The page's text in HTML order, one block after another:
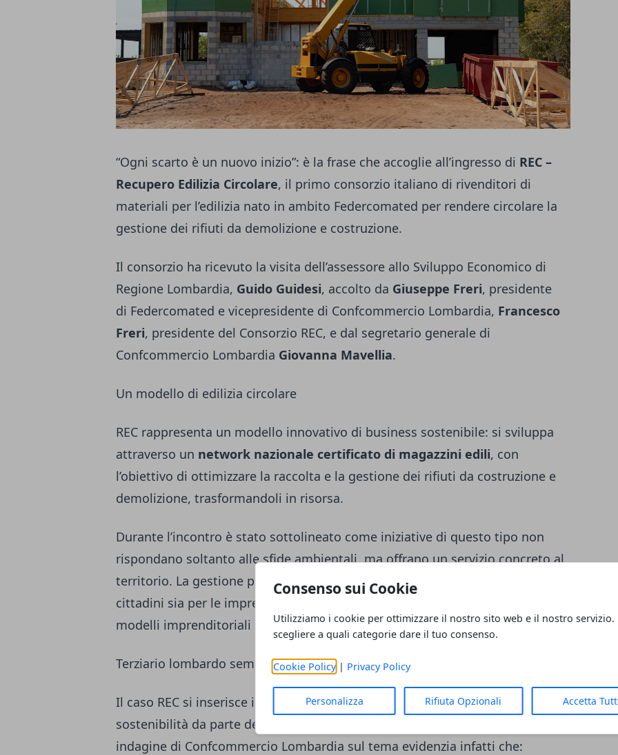
Consenso sui Cookie
Utilizziamo i cookie per ottimizzare il nostro sito web e il nostro servizio.
scegliere a quali categorie dare il tuo consenso.
Cookie Policy| Privacy Policy
Personalizza Rifiuta Opzionali Accetta
“Ogni scarto è un nuovo inizio”: è la frase che accoglie all’ingresso di REC –
Recupero Edilizia Circolare, il primo consorzio italiano di rivenditori di
materiali per l’edilizia nato in ambito Federcomated per rendere circolare la
gestione dei rifiuti da demolizione e costruzione.
Il consorzio ha ricevuto la visita dell’assessore allo Sviluppo Economico di
Regione Lombardia, Guido Guidesi, accolto da Giuseppe Freri, presidente
di Federcomated e vicepresidente di Confcommercio Lombardia, Francesco
Freri, presidente del Consorzio REC, e dal segretario generale di
Confcommercio Lombardia Giovanna Mavellia.
Un modello di edilizia circolare
REC rappresenta un modello innovativo di business sostenibile: si sviluppa
attraverso un network nazionale certificato di magazzini edili, con
l’obiettivo di ottimizzare la raccolta e la gestione dei rifiuti da costruzione e
demolizione, trasformandoli in risorsa.
Durante l’incontro è stato sottolineato come iniziative di questo tipo non
rispondano soltanto alle sfide ambientali, ma offrano un servizio concreto al
territorio. La gestione più efficiente delle risorse genera benefici sia per i
cittadini sia per le imprese, favorendo al contempo la nascita di nuovi
modelli imprenditoriali improntati alla sostenibilità.
Terziario lombardo sempre più green
Il caso REC si inserisce in un quadro più ampio di crescente attenzione alla
sostenibilità da parte delle imprese del terziario lombardo. La quinta
indagine di Confcommercio Lombardia sul tema evidenzia infatti che: